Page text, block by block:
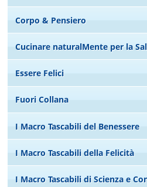
Corpo & Pensiero
Cucinare naturalMente per la
Essere Felici
Fuori Collana
I Macro Tascabili del Benessere
I Macro Tascabili della Felicità
I Macro Tascabili di Scienza e